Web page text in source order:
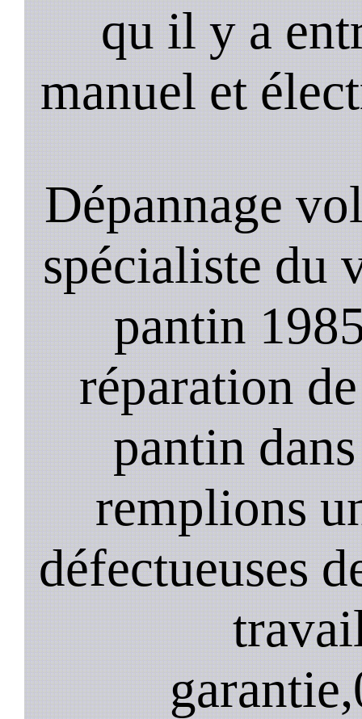
qu il y a
manuel et
Dépannage
spécialiste du
pantin
réparation
pantin
remplions
défectueuses
garantie,